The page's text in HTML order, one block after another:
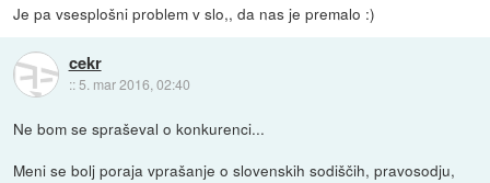
Je pa vsesplošni problem v slo,, da nas je premalo :)
cekr
:: 5. mar 2016, 02:40
Ne bom se spraševal o konkurenci...
Meni se bolj poraja vprašanje o slovenskih sodiščih, pravosodju,